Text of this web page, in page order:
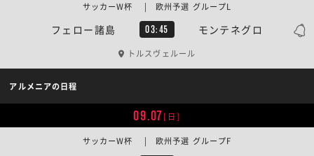
フェロー諸島 03:45 モンテネグロ
サッカーW杯 | 欧州予選 グループL
トルスヴェルール
アルメニアの日程
09.07[日]
サッカーW杯 | 欧州予選 グループF